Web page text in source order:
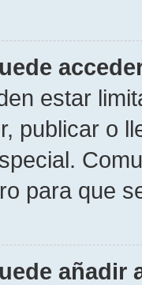
estar
publicar o
para que
añadir